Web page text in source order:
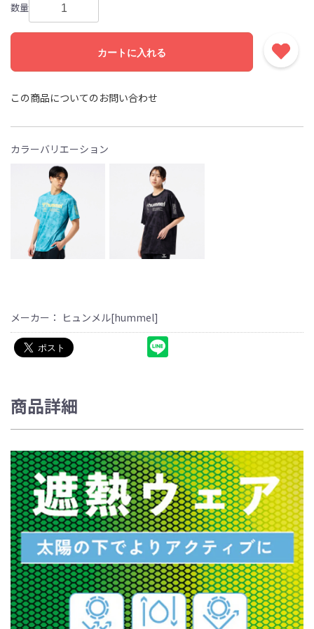
数量
カートに入れる
この商品についてのお問い合わせ
カラーバリエーション
メーカー： ヒュンメル[hummel]
商品詳細